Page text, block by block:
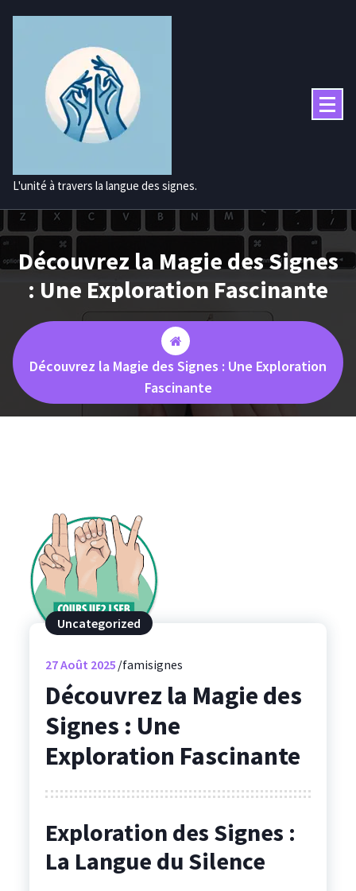
L'unité à travers la langue des signes.
Découvrez la Magie des Signes
: Une Exploration Fascinante
Découvrez la Magie des Signes : Une Exploration
Fascinante
Uncategorized
27Août 2025 famisignes
Découvrez la Magie des
Signes : Une
Exploration Fascinante
Exploration des Signes :
La Langue du Silence